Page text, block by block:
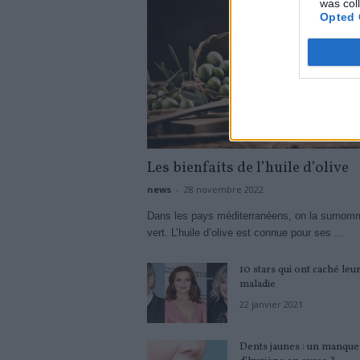
was
Opted
Les bienfaits de l’huile d’olive
news - 28 novembre 2022
Dans les pays méditerranéens, on la
vert. L’huile d’olive est connue pour ses ...
10 stars qui ont caché leur
maladie
22 janvier 2021
Dents jaunes : un manque